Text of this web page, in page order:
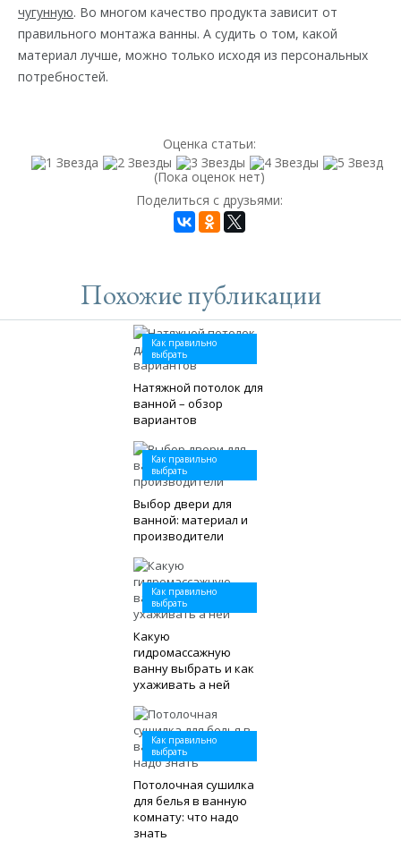
чугунную. Во многом качество продукта зависит от
правильного монтажа ванны. А судить о том, какой
материал лучше, можно только исходя из персональных
потребностей.
Оценка статьи:
(Пока оценок нет)
Поделиться с друзьями:
Похожие публикации
Как правильно
выбрать
Натяжной потолок для
ванной – обзор
вариантов
Как правильно
выбрать
Выбор двери для
ванной: материал и
производители
Как правильно
выбрать
Какую
гидромассажную
ванну выбрать и как
ухаживать а ней
Как правильно
выбрать
Потолочная сушилка
для белья в ванную
комнату: что надо
знать